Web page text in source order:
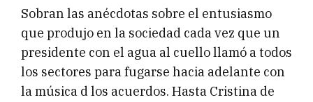
Sobran las anécdotas sobre el entusiasmo
que produjo en la sociedad cada vez que un
presidente con el agua al cuello llamó a todos
los sectores para fugarse hacia adelante con
la música d los acuerdos. Hasta Cristina de